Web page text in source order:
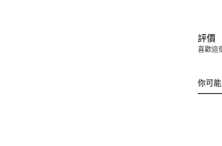
評價
喜歡這
你可